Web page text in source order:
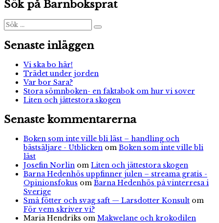
Sök på Barnboksprat
Sök
efter:
Sök
Senaste inläggen
Vi ska bo här!
Trädet under jorden
Var bor Sara?
Stora sömnboken- en faktabok om hur vi sover
Liten och jättestora skogen
Senaste kommentarerna
Boken som inte ville bli läst – handling och
bästsäljare - Utblicken om Boken som inte ville bli
läst
Josefin Norlin om Liten och jättestora skogen
Barna Hedenhös uppfinner julen – streama gratis -
Opinionsfokus om Barna Hedenhös på vinterresa i
Sverige
Små fötter och svag saft — Larsdotter Konsult om
För vem skriver vi?
Maria Hendriks om Makwelane och krokodilen